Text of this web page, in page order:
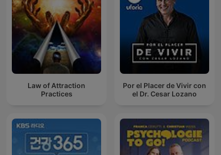
Law of Attraction
Practices
Por el Placer de Vivir con
el Dr. Cesar Lozano